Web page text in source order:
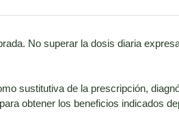
No superar la dosis diaria
sustitutiva de la prescripción,
obtener los beneficios indicados